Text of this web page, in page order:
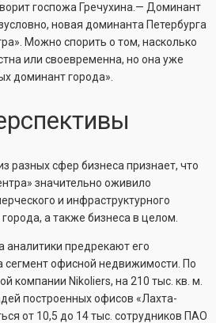
госпожа Гречухина.— Доминант
новая доминанта Петербурга
Можно спорить о том, насколько
или своевременна, но она уже
доминант города».
разных сфер бизнеса признает, что
значительно оживило
и инфраструктурного
а также бизнеса в целом.
аналитики предрекают его
сегмент офисной недвижимости. По
компании Nikoliers, на 210 тыс. кв. м.
построенных офисов «Лахта-
от 10,5 до 14 тыс. сотрудников ПАО